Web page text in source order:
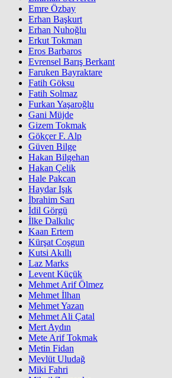
Emre Özbay
Erhan Başkurt
Erhan Nuhoğlu
Erkut Tokman
Eros Barbaros
Evrensel Barış Berkant
Faruken Bayraktare
Fatih Göksu
Fatih Solmaz
Furkan Yaşaroğlu
Gani Müjde
Gizem Tokmak
Gökçer F. Alp
Güven Bilge
Hakan Bilgehan
Hakan Çelik
Hale Pakcan
Haydar Işık
İbrahim Sarı
İdil Görgü
İlke Dalkılıç
Kaan Ertem
Kürşat Coşgun
Kutsi Akıllı
Laz Marks
Levent Küçük
Mehmet Arif Ölmez
Mehmet İlhan
Mehmet Yazan
Mehmet Ali Çatal
Mert Aydın
Mete Arif Tokmak
Metin Fidan
Mevlüt Uludağ
Miki Fahri